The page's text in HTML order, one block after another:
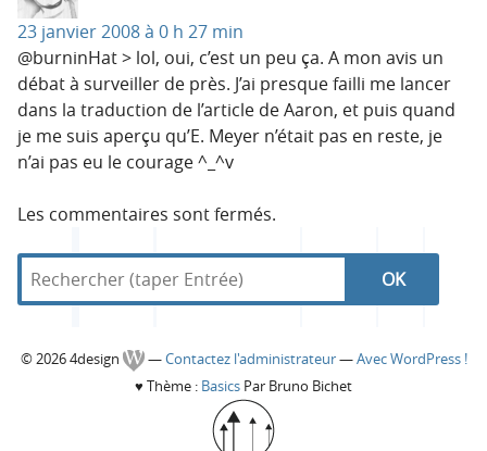
23 janvier 2008 à 0 h 27 min
@burninHat > lol, oui, c’est un peu ça. A mon avis un
débat à surveiller de près. J’ai presque failli me lancer
dans la traduction de l’article de Aaron, et puis quand
je me suis aperçu qu’E. Meyer n’était pas en reste, je
n’ai pas eu le courage ^_^v
Les commentaires sont fermés.
R
R
e
d
4
C
© 2026 4design —Contactez l'administrateur—Avec WordPress !
♥ Thème : Basics Par Bruno Bichet